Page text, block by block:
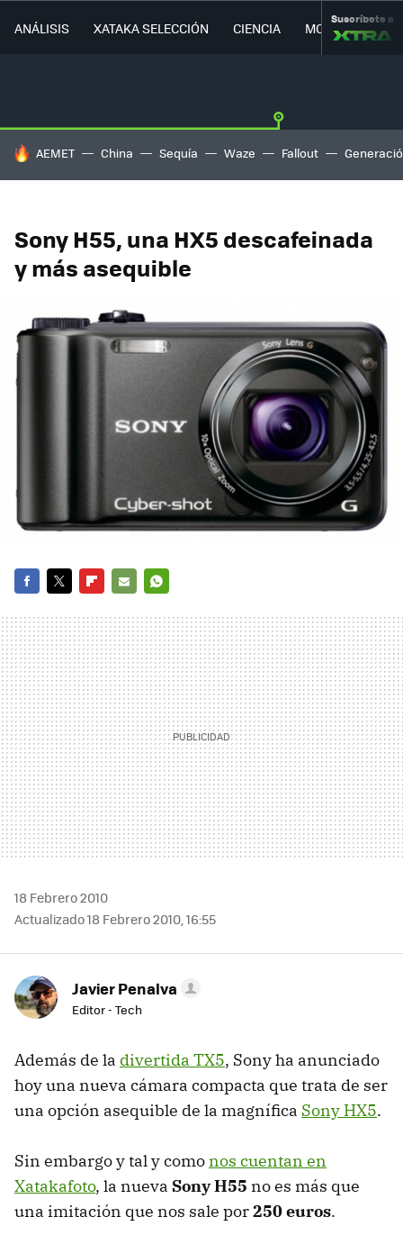
ANÁLISIS XATAKA SELECCIÓN CIENCIA MOVILIDAD
Suscríbete a
HOY SE HABLA DE
AEMET China Sequía Waze Fallout
Sony H55, una HX5 descafeinada
y más asequible
MAIL
18 Febrero 2010
Actualizado 18 Febrero 2010, 16:55
Javier Penalva
Editor - Tech
Además de la divertida TX5, Sony ha anunciado
hoy una nueva cámara compacta que trata de ser
una opción asequible de la magnífica Sony HX5.
Sin embargo y tal y comonos cuentan en
Xatakafoto, la nueva Sony H55 no es más que
una imitación que nos sale por250 euros.